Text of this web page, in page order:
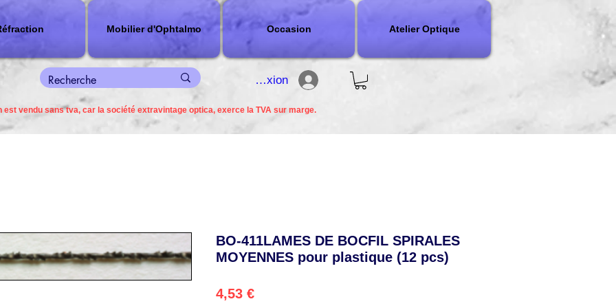
Mobilier d'Ophtalmo Occasion Atelier Optique
connexion
est vendu sans tva, car la société extravintage optica, exerce la TVA sur marge.
BO-411LAMES DE BOCFIL SPIRALES
MOYENNES pour plastique (12 pcs)
4,53 €Precio